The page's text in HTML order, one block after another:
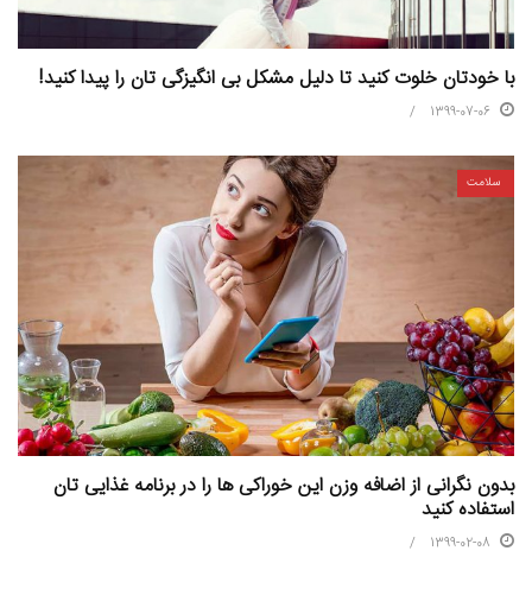
با خودتان خلوت کنید تا دلیل مشکل بی انگیزگی تان را پیدا کنید!
1399-07-06
سلامت
بدون نگرانی از اضافه وزن این خوراکی ها را در برنامه غذایی تان
استفاده کنید
1399-02-08